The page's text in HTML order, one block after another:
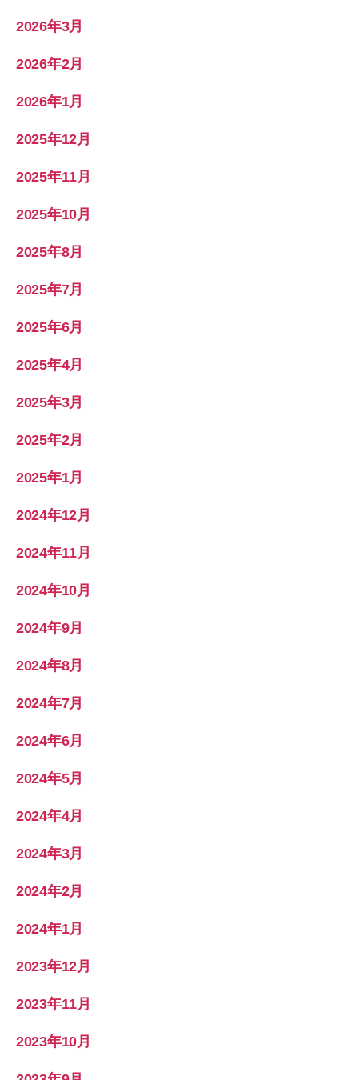
2026年3月
2026年2月
2026年1月
2025年12月
2025年11月
2025年10月
2025年8月
2025年7月
2025年6月
2025年4月
2025年3月
2025年2月
2025年1月
2024年12月
2024年11月
2024年10月
2024年9月
2024年8月
2024年7月
2024年6月
2024年5月
2024年4月
2024年3月
2024年2月
2024年1月
2023年12月
2023年11月
2023年10月